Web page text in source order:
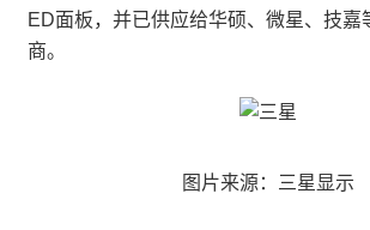
ED面板，并已供应给华硕、微星、技嘉
商。
图片来源：三星显示